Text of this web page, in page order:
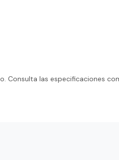
Consulta las especificaciones